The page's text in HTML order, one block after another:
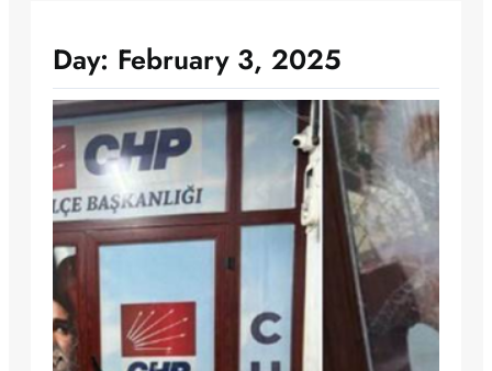
Day: February 3, 2025